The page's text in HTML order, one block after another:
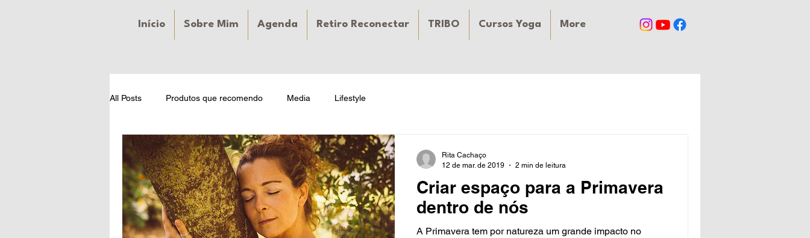
Início Sobre Mim Agenda Retiro Reconectar TRIBO Cursos Yoga More
All Posts Produtos que recomendo Media Lifestyle
Criar espaço para a Primavera
dentro de nós
A Primavera tem por natureza um grande impacto no
Rita Cachaço
12 de mar. de 2019
2 min de leitura